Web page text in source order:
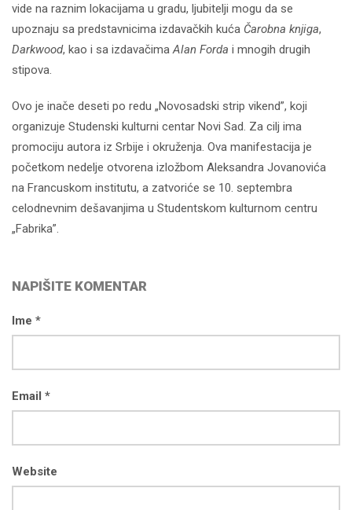
vide na raznim lokacijama u gradu, ljubitelji mogu da se
upoznaju sa predstavnicima izdavačkih kuća Čarobna knjiga,
Darkwood, kao i sa izdavačima Alan Forda i mnogih drugih
stipova.
Ovo je inače deseti po redu „Novosadski strip vikend”, koji
organizuje Studenski kulturni centar Novi Sad. Za cilj ima
promociju autora iz Srbije i okruženja. Ova manifestacija je
početkom nedelje otvorena izložbom Aleksandra Jovanovića
na Francuskom institutu, a zatvoriće se 10. septembra
celodnevnim dešavanjima u Studentskom kulturnom centru
„Fabrika”.
NAPIŠITE KOMENTAR
Ime *
Email *
Website